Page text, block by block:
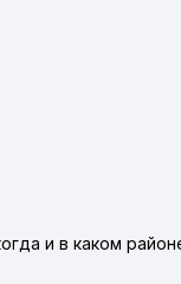
и в каком